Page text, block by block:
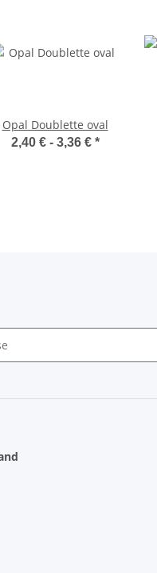
Opal Doublette oval
2,40 € - 3,36 € *